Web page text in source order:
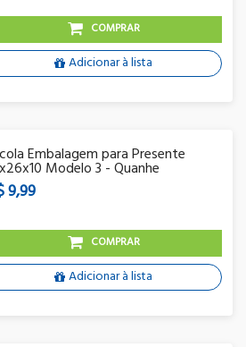
COMPRAR
Adicionar à lista
Embalagem para Presente
Modelo 3 - Quanhe
9,99
COMPRAR
Adicionar à lista